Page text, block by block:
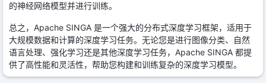
的神经网络模型并进行训练。
总之，Apache SINGA 是一个强大的分布式深度学习框架，适用于
大规模数据和计算的深度学习任务。无论您是进行图像分类、自然
语言处理、强化学习还是其他深度学习任务，Apache SINGA 都提
供了高性能和灵活性，帮助您构建和训练复杂的深度学习模型。